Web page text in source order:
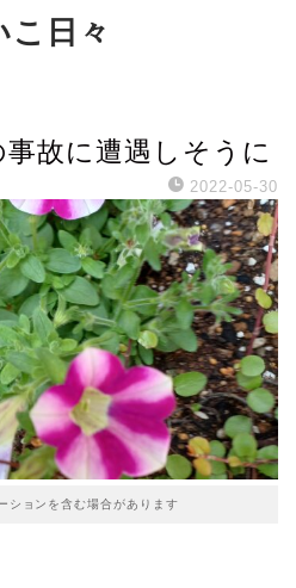
こ日々
故に遭遇しそうに
2022-05-30
ションを含む場合があります